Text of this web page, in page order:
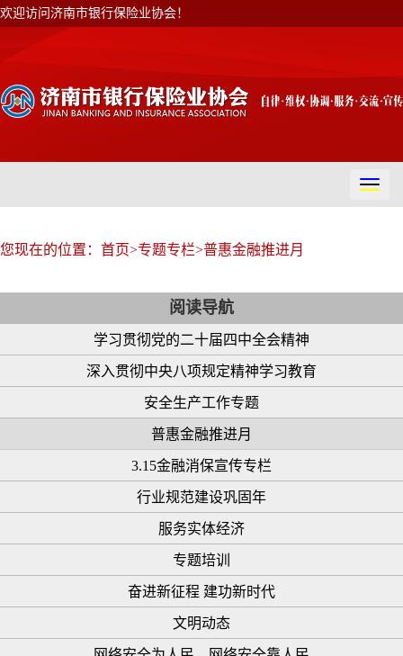
欢迎访问济南市银行保险业协会！
切
换
您现在的位置： 首页>专题专栏>普惠金融推进月
阅读导航
学习贯彻党的二十届四中全会精神
深入贯彻中央八项规定精神学习教育
安全生产工作专题
普惠金融推进月
3.15金融消保宣传专栏
行业规范建设巩固年
服务实体经济
专题培训
奋进新征程 建功新时代
文明动态